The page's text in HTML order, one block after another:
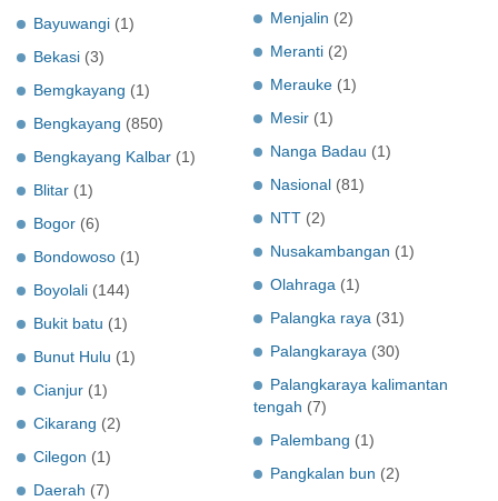
Bayuwangi (1)
Bekasi (3)
Bemgkayang (1)
Bengkayang (850)
Bengkayang Kalbar (1)
Blitar (1)
Bogor (6)
Bondowoso (1)
Boyolali (144)
Bukit batu (1)
Bunut Hulu (1)
Cianjur (1)
Cikarang (2)
Cilegon (1)
Daerah (7)
Menjalin (2)
Meranti (2)
Merauke (1)
Mesir (1)
Nanga Badau (1)
Nasional (81)
NTT (2)
Nusakambangan (1)
Olahraga (1)
Palangka raya (31)
Palangkaraya (30)
Palangkaraya kalimantan
tengah (7)
Palembang (1)
Pangkalan bun (2)